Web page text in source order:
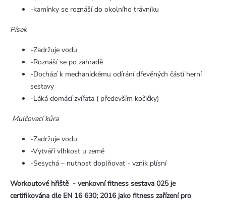
-kamínky se roznáší do okolního trávníku
Písek
-Zadržuje vodu
-Roznáší se po zahradě
-Dochází k mechanickému odírání dřevěných částí herní
sestavy
-Láká domácí zvířata ( především kočičky)
Mulčovací kůra
-Zadržuje vodu
-Vytváří vlhkost u země
-Sesychá – nutnost doplňovat - vznik plísní
Workoutové hřiště - venkovní fitness sestava 025 je
certifikována dle EN 16 630; 2016 jako fitness zařízení pro